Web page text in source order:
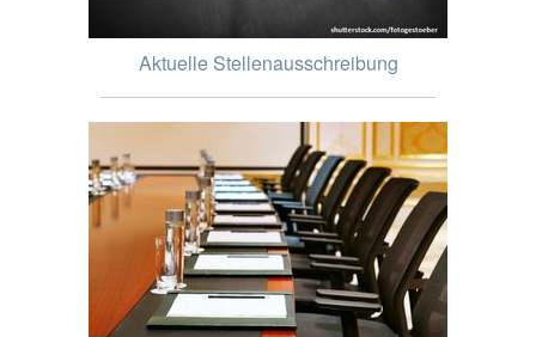
Aktuelle Stellenausschreibung